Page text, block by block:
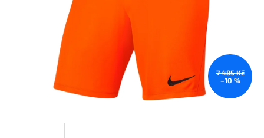
7 485 Kč
–10 %